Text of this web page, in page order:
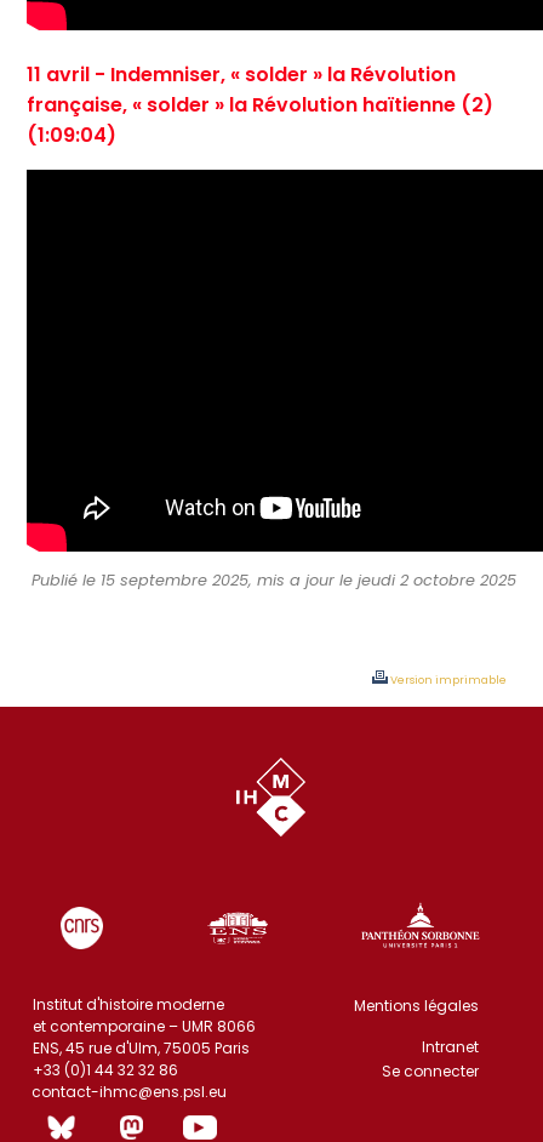
11 avril - Indemniser, « solder » la Révolution
française, « solder » la Révolution haïtienne (2)
(1:09:04)
Publié le 15 septembre 2025, mis a jour le jeudi 2 octobre 2025
Version imprimable
Institut d'histoire moderne
et contemporaine – UMR 8066
ENS, 45 rue d'Ulm, 75005 Paris
+33 (0)1 44 32 32 86
contact-ihmc@ens.psl.eu
Mentions légales
Intranet
Se connecter